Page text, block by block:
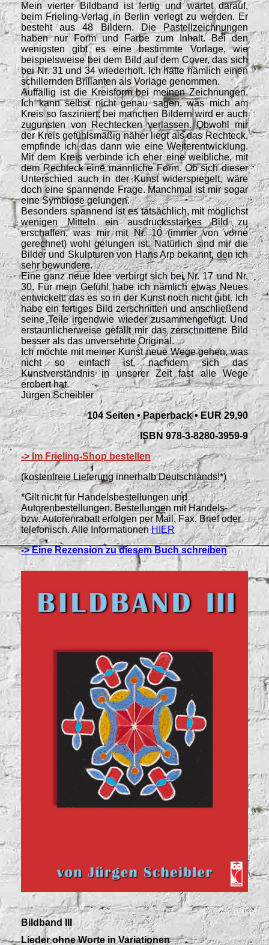
Mein vierter Bildband ist fertig und wartet darauf,
beim Frieling-Verlag in Berlin verlegt zu werden. Er
besteht aus 48 Bildern. Die Pastellzeichnungen
haben nur Form und Farbe zum Inhalt. Bei den
wenigsten gibt es eine bestimmte Vorlage, wie
beispielsweise bei dem Bild auf dem Cover, das sich
bei Nr. 31 und 34 wiederholt. Ich hatte nämlich einen
schillernden Brillanten als Vorlage genommen.
Auffällig ist die Kreisform bei meinen Zeichnungen.
Ich kann selbst nicht genau sagen, was mich am
Kreis so fasziniert; bei manchen Bildern wird er auch
zugunsten von Rechtecken verlassen. Obwohl mir
der Kreis gefühlsmäßig näher liegt als das Rechteck,
empfinde ich das dann wie eine Weiterentwicklung.
Mit dem Kreis verbinde ich eher eine weibliche, mit
dem Rechteck eine männliche Form. Ob sich dieser
Unterschied auch in der Kunst widerspiegelt, wäre
doch eine spannende Frage. Manchmal ist mir sogar
eine Symbiose gelungen.
Besonders spannend ist es tatsächlich, mit möglichst
wenigen Mitteln ein ausdrucksstarkes Bild zu
erschaffen, was mir mit Nr. 10 (immer von vorne
gerechnet) wohl gelungen ist. Natürlich sind mir die
Bilder und Skulpturen von Hans Arp bekannt, den ich
sehr bewundere.
Eine ganz neue Idee verbirgt sich bei Nr. 17 und Nr.
30. Für mein Gefühl habe ich nämlich etwas Neues
entwickelt, das es so in der Kunst noch nicht gibt. Ich
habe ein fertiges Bild zerschnitten und anschließend
seine Teile irgendwie wieder zusammengefügt. Und
erstaunlicherweise gefällt mir das zerschnittene Bild
besser als das unversehrte Original.
Ich möchte mit meiner Kunst neue Wege gehen, was
nicht so einfach ist, nachdem sich das
Kunstverständnis in unserer Zeit fast alle Wege
erobert hat.
Jürgen Scheibler
104 Seiten • Paperback • EUR 29,90
ISBN 978-3-8280-3959-9
-> Im Frieling-Shop bestellen
(kostenfreie Lieferung innerhalb Deutschlands!*)
*Gilt nicht für Handelsbestellungen und
Autorenbestellungen. Bestellungen mit Handels-
bzw. Autorenrabatt erfolgen per Mail, Fax, Brief oder
telefonisch. Alle InformationenHIER
-> Eine Rezension zu diesem Buch schreiben
Bildband III
Lieder ohne Worte in Variationen